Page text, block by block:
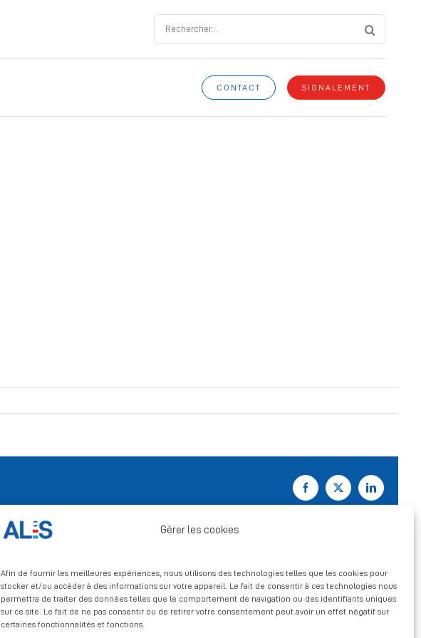
Gérer les cookies
Afin de fournir les meilleures expériences, nous utilisons des technologies telles que les cookies pour
stocker et/ou accéder à des informations sur votre appareil. Le fait de consentir à ces technologies nous
permettra de traiter des données telles que le comportement de navigation ou des identifiants uniques
sur ce site. Le fait de ne pas consentir ou de retirer votre consentement peut avoir un effet négatif sur
certaines fonctionnalités et fonctions.
for:
CONTACT SIGNALEMENT
Facebook
X LinkedIn